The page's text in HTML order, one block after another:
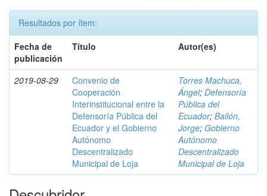
Resultados por ítem:
Fecha de
publicación
Título Autor(es)
2019-08-29
Convenio de
Cooperación
Interinstitucional entre la
Defensoría Pública del
Ecuador y el Gobierno
Autónomo
Descentralizado
Municipal de Loja
Torres Machuca,
Ángel; Defensoría
Pública del
Ecuador; Bailón,
Jorge; Gobierno
Autónomo
Descentralizado
Municipal de Loja